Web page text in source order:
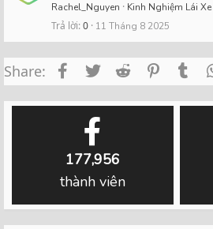
Rachel_Nguyen Kinh Nghiệm Lái Xe
Trả lời 0 11 Tháng 8 2025
Share: FacebookTwitterReddit
177,956
thành viên